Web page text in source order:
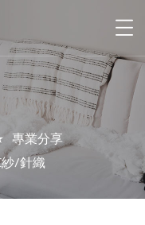
專業分享
紗/針織